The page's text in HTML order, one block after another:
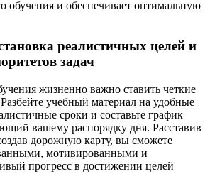
обучения и обеспечивает оптимальную
реалистичных целей и
задач
жизненно важно ставить четкие
учебный материал на удобные
сроки и составьте график
вашему распорядку дня. Расставив
дорожную карту, вы сможете
мотивированными и
прогресс в достижении целей